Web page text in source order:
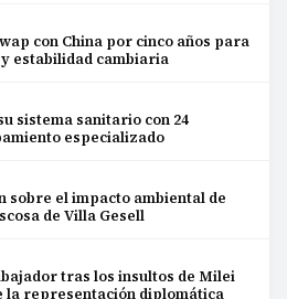
con China por cinco años para
estabilidad cambiaria
sistema sanitario con 24
especializado
sobre el impacto ambiental de
de Villa Gesell
tras los insultos de Milei
la representación diplomática